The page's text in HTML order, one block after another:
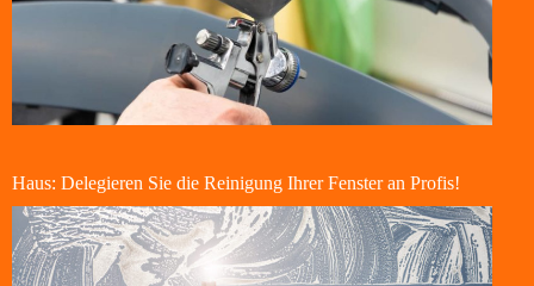
Haus: Delegieren Sie die Reinigung Ihrer Fenster an Profis!